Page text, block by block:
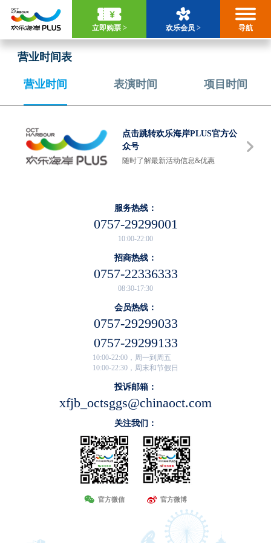
立即购票 > 欢乐会员 > 导航
营业时间表
营业时间 表演时间 项目时间
点击跳转欢乐海岸PLUS官方公
众号
随时了解最新活动信息&优惠
服务热线：
0757-29299001
10:00-22:00
招商热线：
0757-22336333
08:30-17:30
会员热线：
0757-29299033
0757-29299133
10:00-22:00，周一到周五
10:00-22:30，周末和节假日
投诉邮箱：
xfjb_octsggs@chinaoct.com
关注我们：
官方微信 官方微博